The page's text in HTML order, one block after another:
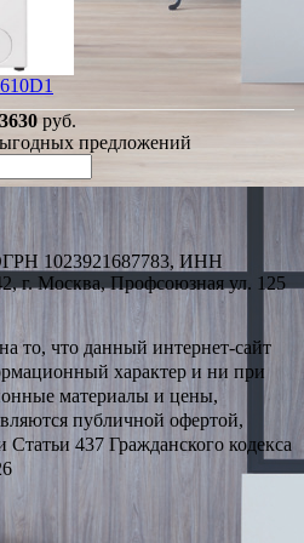
руб.
предложений
1023921687783, ИНН
г. Москва, Профсоюзная ул. 125
то, что данный интернет-сайт
характер и ни при
материалы и цены,
публичной офертой,
437 Гражданского кодекса